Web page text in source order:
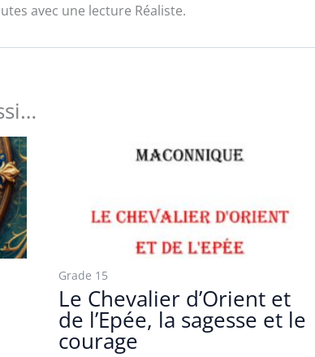
avec une lecture Réaliste.
Grade 15
Le Chevalier d’Orient et
de l’Epée, la sagesse et le
courage